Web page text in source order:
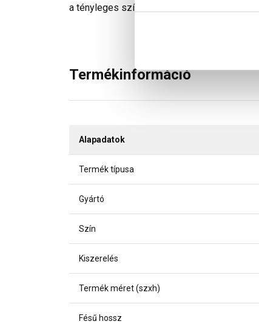
a tényleges színektől.
Termékinformáció
Alapadatok
Termék típusa
Gyártó
Szín
Kiszerelés
Termék méret (szxh)
Fésű hossz